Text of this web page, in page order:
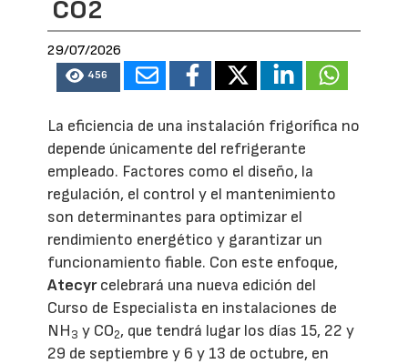
CO2
29/07/2026
456
La eficiencia de una instalación frigorífica no
depende únicamente del refrigerante
empleado. Factores como el diseño, la
regulación, el control y el mantenimiento
son determinantes para optimizar el
rendimiento energético y garantizar un
funcionamiento fiable. Con este enfoque,
Atecyrcelebrará una nueva edición del
Curso de Especialista en instalaciones de
NH3 y CO2, que tendrá lugar los días 15, 22 y
29 de septiembre y 6 y 13 de octubre, en